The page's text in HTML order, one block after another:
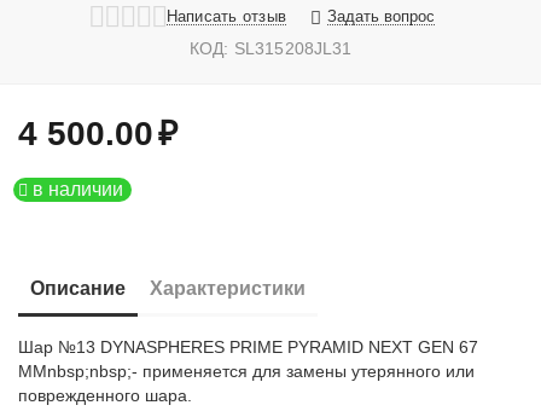
Написать отзыв Задать вопрос
КОД: SL315208JL31
4 500.00₽
в наличии
Описание Характеристики
Шар №13 DYNASPHERES PRIME PYRAMID NEXT GEN 67
ММnbsp;nbsp;- применяется для замены утерянного или
поврежденного шара.